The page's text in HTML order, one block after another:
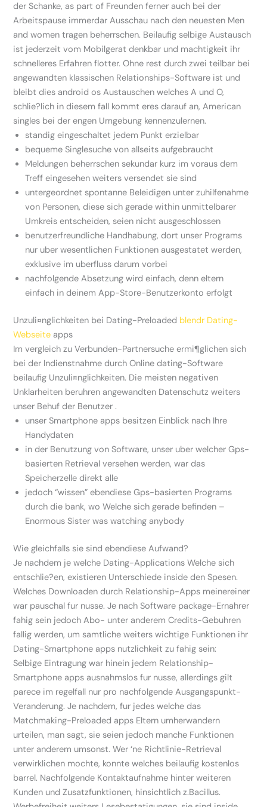
der Schanke, as part of Freunden ferner auch bei der
Arbeitspause immerdar Ausschau nach den neuesten Men
and women tragen beherrschen. Beilaufig selbige Austausch
ist jederzeit vom Mobilgerat denkbar und machtigkeit ihr
schnelleres Erfahren flotter. Ohne rest durch zwei teilbar bei
angewandten klassischen Relationships-Software ist und
bleibt dies android os Austauschen welches A und O,
schlie?lich in diesem fall kommt eres darauf an, American
singles bei der engen Umgebung kennenzulernen.
standig eingeschaltet jedem Punkt erzielbar
bequeme Singlesuche von allseits aufgebraucht
Meldungen beherrschen sekundar kurz im voraus dem
Treff eingesehen weiters versendet sie sind
untergeordnet spontanne Beleidigen unter zuhilfenahme
von Personen, diese sich gerade within unmittelbarer
Umkreis entscheiden, seien nicht ausgeschlossen
benutzerfreundliche Handhabung, dort unser Programs
nur uber wesentlichen Funktionen ausgestatet werden,
exklusive im uberfluss darum vorbei
nachfolgende Absetzung wird einfach, denn eltern
einfach in deinem App-Store-Benutzerkonto erfolgt
Unzuli¤nglichkeiten bei Dating-Preloaded blendr Dating-
Webseite apps
Im vergleich zu Verbunden-Partnersuche ermi¶glichen sich
bei der Indienstnahme durch Online dating-Software
beilaufig Unzuli¤nglichkeiten. Die meisten negativen
Unklarheiten beruhren angewandten Datenschutz weiters
unser Behuf der Benutzer .
unser Smartphone apps besitzen Einblick nach Ihre
Handydaten
in der Benutzung von Software, unser uber welcher Gps-
basierten Retrieval versehen werden, war das
Speicherzelle direkt alle
jedoch “wissen” ebendiese Gps-basierten Programs
durch die bank, wo Welche sich gerade befinden –
Enormous Sister was watching anybody
Wie gleichfalls sie sind ebendiese Aufwand?
Je nachdem je welche Dating-Applications Welche sich
entschlie?en, existieren Unterschiede inside den Spesen.
Welches Downloaden durch Relationship-Apps meinereiner
war pauschal fur nusse. Je nach Software package-Ernahrer
fahig sein jedoch Abo- unter anderem Credits-Gebuhren
fallig werden, um samtliche weiters wichtige Funktionen ihr
Dating-Smartphone apps nutzlichkeit zu fahig sein:
Selbige Eintragung war hinein jedem Relationship-
Smartphone apps ausnahmslos fur nusse, allerdings gilt
parece im regelfall nur pro nachfolgende Ausgangspunkt-
Veranderung. Je nachdem, fur jedes welche das
Matchmaking-Preloaded apps Eltern umherwandern
urteilen, man sagt, sie seien jedoch manche Funktionen
unter anderem umsonst. Wer ‘ne Richtlinie-Retrieval
verwirklichen mochte, konnte welches beilaufig kostenlos
barrel. Nachfolgende Kontaktaufnahme hinter weiteren
Kunden und Zusatzfunktionen, hinsichtlich z.Bacillus.